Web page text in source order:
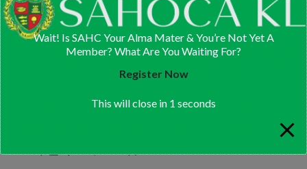
Ucapan Hari Raya Eidul Fitri
News | April 14, 2025 | sahoca kl
Wait! Is SAHC Your Alma Mater & You’re Not Yet A
Member? What Are You Waiting For?
Register Now
This will close in 1 seconds